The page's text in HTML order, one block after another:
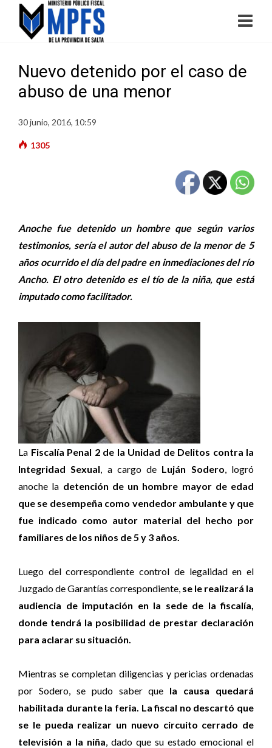
Nuevo detenido por el caso de
abuso de una menor
30 junio, 2016, 10:59
1305
Anoche fue detenido un hombre que según varios
testimonios, sería el autor del abuso de la menor de 5
años ocurrido el día del padre en inmediaciones del río
Ancho. El otro detenido es el tío de la niña, que está
imputado como facilitador.
La Fiscalía Penal 2 de la Unidad de Delitos contra la
Integridad Sexual, a cargo de Luján Sodero, logró
anoche la detención de un hombre mayor de edad
que se desempeña como vendedor ambulante y que
fue indicado como autor material del hecho por
familiares de los niños de 5 y 3 años.
Luego del correspondiente control de legalidad en el
Juzgado de Garantías correspondiente, se le realizará la
audiencia de imputación en la sede de la fiscalía,
donde tendrá la posibilidad de prestar declaración
para aclarar su situación.
Mientras se completan diligencias y pericias ordenadas
por Sodero, se pudo saber que la causa quedará
habilitada durante la feria. La fiscal no descartó que
se le pueda realizar un nuevo circuito cerrado de
televisión a la niña, dado que su estado emocional el